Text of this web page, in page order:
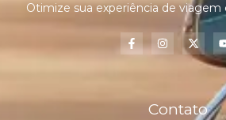
Otimize sua experiência de viagem
Contato